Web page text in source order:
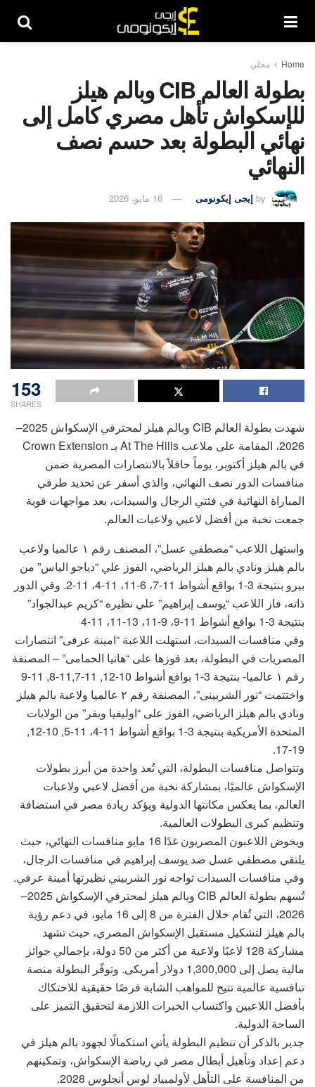
Home محلي
بطولة العالم CIB وبالم هيلز
للإسكواش تأهل مصري كامل إلى
نهائي البطولة بعد حسم نصف
النهائي
by إيجى إيكونومى 16 مايو، 2026
153
SHARES
شهدت بطولة العالم CIB وبالم هيلز لمحترفي الإسكواش 2025–
2026، المقامة على ملاعب At The Hills بـ Crown Extension
في بالم هيلز أكتوبر، يوماً حافلاً بالانتصارات المصرية ضمن
منافسات الدور نصف النهائي، والذي أسفر عن تحديد طرفي
المباراة النهائية في فئتي الرجال والسيدات، بعد مواجهات قوية
جمعت نخبة من أفضل لاعبي ولاعبات العالم.
واستهل اللاعب “مصطفي عسل”، المصنف رقم ١ عالميا ولاعب
بالم هيلز ونادي بالم هيلز الرياضي، الفوز علي “دياجو الياس” من
بيرو بنتيجة 3-1 بواقع أشواط 11-7، 6-11، 11-4، 11-2. وفي الدور
ذاته، فاز اللاعب “يوسف إبراهيم” علي نظيره “كريم عبدالجواد”
بنتيجة 3-1 بواقع أشواط 11-9، 9-11، 13-11، 11-4
وفي منافسات السيدات، استهلت اللاعبة “امينة عرفى” انتصارات
المصريات في البطولة، بعد فوزها على “هانيا الحمامى” – المصنفة
رقم ١ عالميا- بنتيجة 3-1 بواقع أشواط 10-12, 11-11,7-8, 11-9
واختتمت “نور الشربينى”، المصنفة رقم ٢ عالميا ولاعبة بالم هيلز
ونادي بالم هيلز الرياضي، الفوز على “اوليفيا ويفر” من الولايات
المتحدة الأمريكية بنتيجة 3-1 بواقع أشواط 11-4، 11-5, 10-12,
19-17.
وتتواصل منافسات البطولة، التي تُعد واحدة من أبرز بطولات
الإسكواش عالميًا، بمشاركة نخبة من أفضل لاعبي ولاعبات
العالم، بما يعكس مكانتها الدولية ويؤكد ريادة مصر في استضافة
وتنظيم كبرى البطولات العالمية.
ويخوض اللاعبون المصريون غدًا 16 مايو منافسات النهائي، حيث
يلتقي مصطفي عسل ضد يوسف إبراهيم في منافسات الرجال،
وفي منافسات السيدات تواجه نور الشربيني نظيرتها أمينة عرفي.
تُسهم بطولة العالم CIB وبالم هيلز لمحترفي الإسكواش 2025–
2026، التي تُقام خلال الفترة من 8 إلى 16 مايو، في دعم رؤية
بالم هيلز لتشكيل مستقبل الإسكواش المصري، حيث تشهد
مشاركة 128 لاعبًا ولاعبة من أكثر من 50 دولة، بإجمالي جوائز
مالية يصل إلى 1,300,000 دولار أمريكى. وتوفّر البطولة منصة
تنافسية عالمية تتيح للمواهب الشابة فرصًا حقيقية للاحتكاك
بأفضل اللاعبين واكتساب الخبرات اللازمة لتحقيق التميز على
الساحة الدولية.
جدير بالذكر أن تنظيم البطولة يأتي استكمالًا لجهود بالم هيلز في
دعم إعداد وتأهيل أبطال مصر في رياضة الإسكواش، وتمكينهم
من المنافسة على التأهل لأولمبياد لوس أنجلوس 2028.